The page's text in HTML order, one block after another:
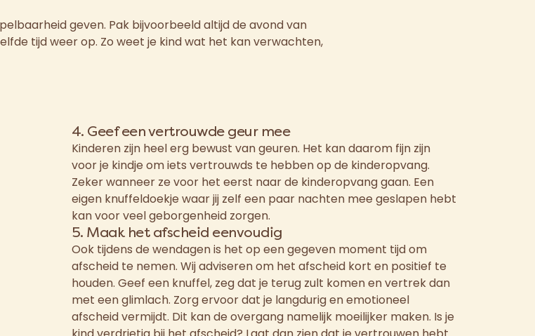
geven. Pak bijvoorbeeld altijd de avond van
tijd weer op. Zo weet je kind wat het kan verwachten,
4. Geef een vertrouwde geur mee
Kinderen zijn heel erg bewust van geuren. Het kan daarom fijn zijn
voor je kindje om iets vertrouwds te hebben op de kinderopvang.
Zeker wanneer ze voor het eerst naar de kinderopvang gaan. Een
eigen knuffeldoekje waar jij zelf een paar nachten mee geslapen hebt
kan voor veel geborgenheid zorgen.
5. Maak het afscheid eenvoudig
Ook tijdens de wendagen is het op een gegeven moment tijd om
afscheid te nemen. Wij adviseren om het afscheid kort en positief te
houden. Geef een knuffel, zeg dat je terug zult komen en vertrek dan
met een glimlach. Zorg ervoor dat je langdurig en emotioneel
afscheid vermijdt. Dit kan de overgang namelijk moeilijker maken. Is je